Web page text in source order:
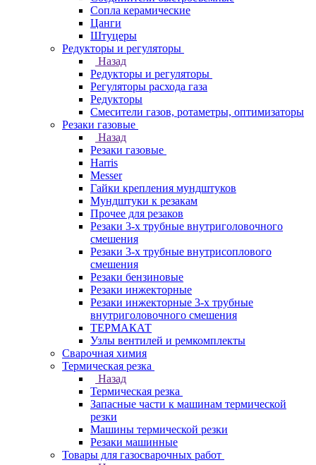
Сопла керамические
Цанги
Штуцеры
Редукторы и регуляторы
Назад
Редукторы и регуляторы
Регуляторы расхода газа
Редукторы
Смесители газов, ротаметры, оптимизаторы
Резаки газовые
Назад
Резаки газовые
Harris
Messer
Гайки крепления мундштуков
Мундштуки к резакам
Прочее для резаков
Резаки 3-х трубные внутриголовочного
смешения
Резаки 3-х трубные внутрисоплового
смешения
Резаки бензиновые
Резаки инжекторные
Резаки инжекторные 3-х трубные
внутриголовочного смешения
ТЕРМАКАТ
Узлы вентилей и ремкомплекты
Сварочная химия
Термическая резка
Назад
Термическая резка
Запасные части к машинам термической
резки
Машины термической резки
Резаки машинные
Товары для газосварочных работ